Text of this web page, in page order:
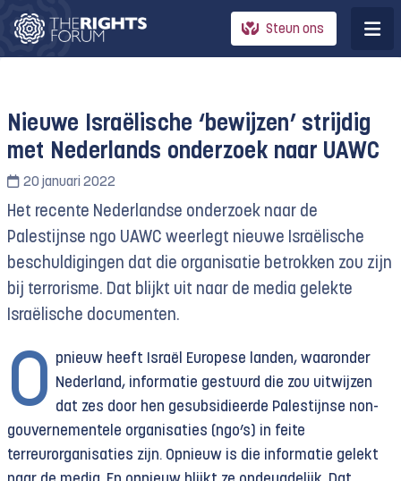
Steun ons
Nieuwe Israëlische ‘bewijzen’ strijdig
met Nederlands onderzoek naar UAWC
20 januari 2022
Het recente Nederlandse onderzoek naar de
Palestijnse ngo UAWC weerlegt nieuwe Israëlische
beschuldigingen dat die organisatie betrokken zou zijn
bij terrorisme. Dat blijkt uit naar de media gelekte
Israëlische documenten.
O pnieuw heeft Israël Europese landen, waaronder
Nederland, informatie gestuurd die zou uitwijzen
dat zes door hen gesubsidieerde Palestijnse non-
gouvernementele organisaties (ngo’s) in feite
terreurorganisaties zijn. Opnieuw is die informatie gelekt